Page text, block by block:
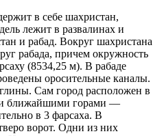
в себе шахристан,
лежит в развалинах и
и рабад. Вокруг шахристана
рабада, причем окружность
(8534,25 м). В рабаде
оросительные каналы.
Сам город расположен в
ближайшими горами —
в 3 фарсаха. В
ворот. Одни из них